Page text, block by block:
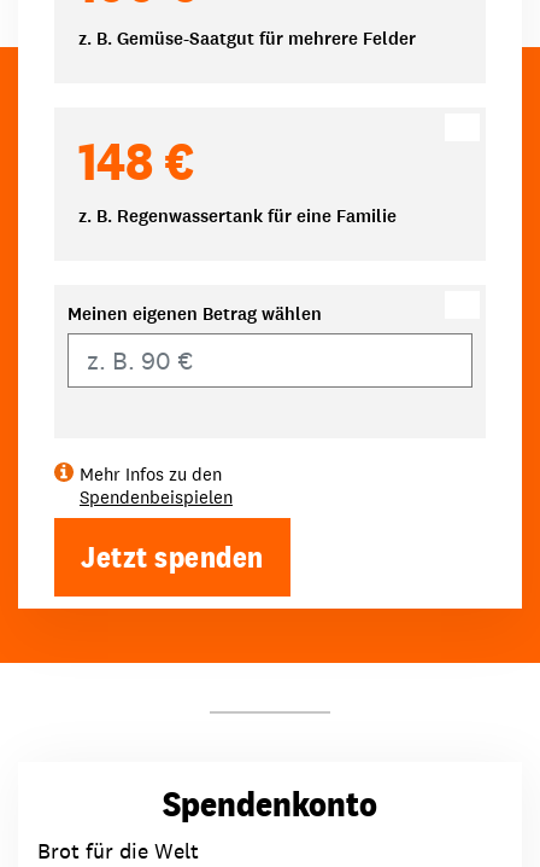
z. B. Gemüse-Saatgut für mehrere Felder
148 €
z. B. Regenwassertank für eine Familie
Meinen eigenen Betrag wählen
Mehr Infos zu den
Spendenbeispielen
Jetzt spenden
Spendenkonto
Brot für die Welt